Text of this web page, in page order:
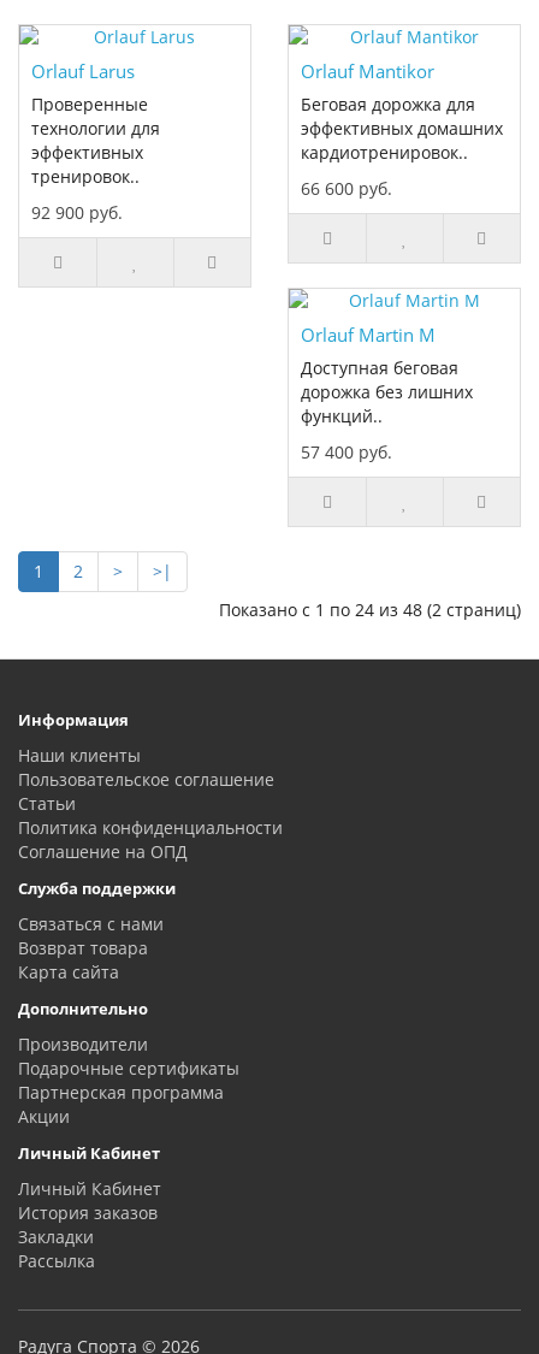
Orlauf Larus
Проверенные
технологии для
эффективных
тренировок..
92 900 руб.
Orlauf Mantikor
Беговая дорожка для
эффективных домашних
кардиотренировок..
66 600 руб.
Orlauf Martin M
Доступная беговая
дорожка без лишних
функций..
57 400 руб.
1 2 >
>|
Показано с 1 по 24 из 48 (2 страниц)
Информация
Наши клиенты
Пользовательское соглашение
Статьи
Политика конфиденциальности
Соглашение на ОПД
Служба поддержки
Связаться с нами
Возврат товара
Карта сайта
Дополнительно
Производители
Подарочные сертификаты
Партнерская программа
Акции
Личный Кабинет
Личный Кабинет
История заказов
Закладки
Рассылка
Радуга Спорта © 2026